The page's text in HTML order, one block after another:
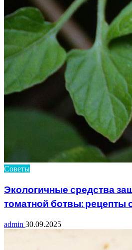
Советы
Экологичные средства
томатной ботвы: рецепты
admin 30.09.2025